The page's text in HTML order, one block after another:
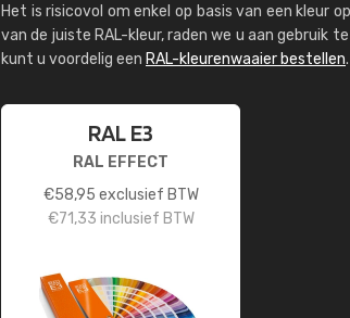
Het is risicovol om enkel op basis van een kleur
van de juiste RAL-kleur, raden we u aan gebruik
kunt u voordelig een RAL-kleurenwaaier bestellen.
RAL E3
RAL EFFECT
€58,95 exclusief BTW
€71,33 inclusief BTW